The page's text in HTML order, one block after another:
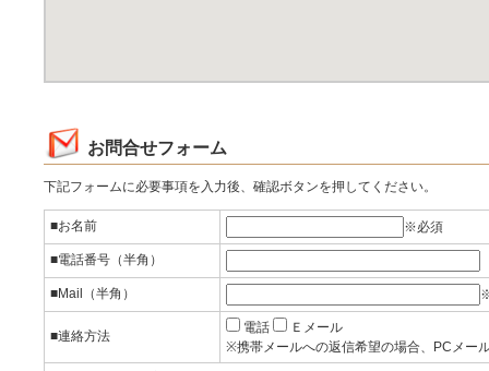
お問合せフォーム
下記フォームに必要事項を入力後、確認ボタンを押してください。
■お名前 ※必須
■電話番号（半角）
■Mail（半角）
■連絡方法
電話
Ｅメール
※携帯メールへの返信希望の場合、PCメー